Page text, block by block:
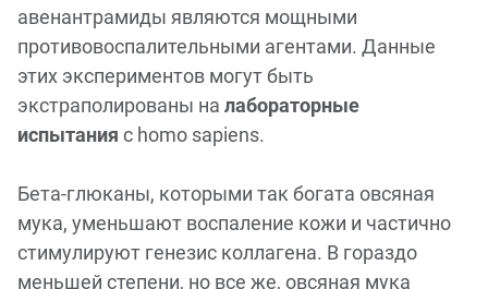
авенантрамиды являются мощными
противовоспалительными агентами. Данные
этих экспериментов могут быть
экстраполированы на лабораторные
испытания с homo sapiens.
Бета-глюканы, которыми так богата овсяная
мука, уменьшают воспаление кожи и частично
стимулируют генезис коллагена. В гораздо
меньшей степени, но все же, овсяная мука